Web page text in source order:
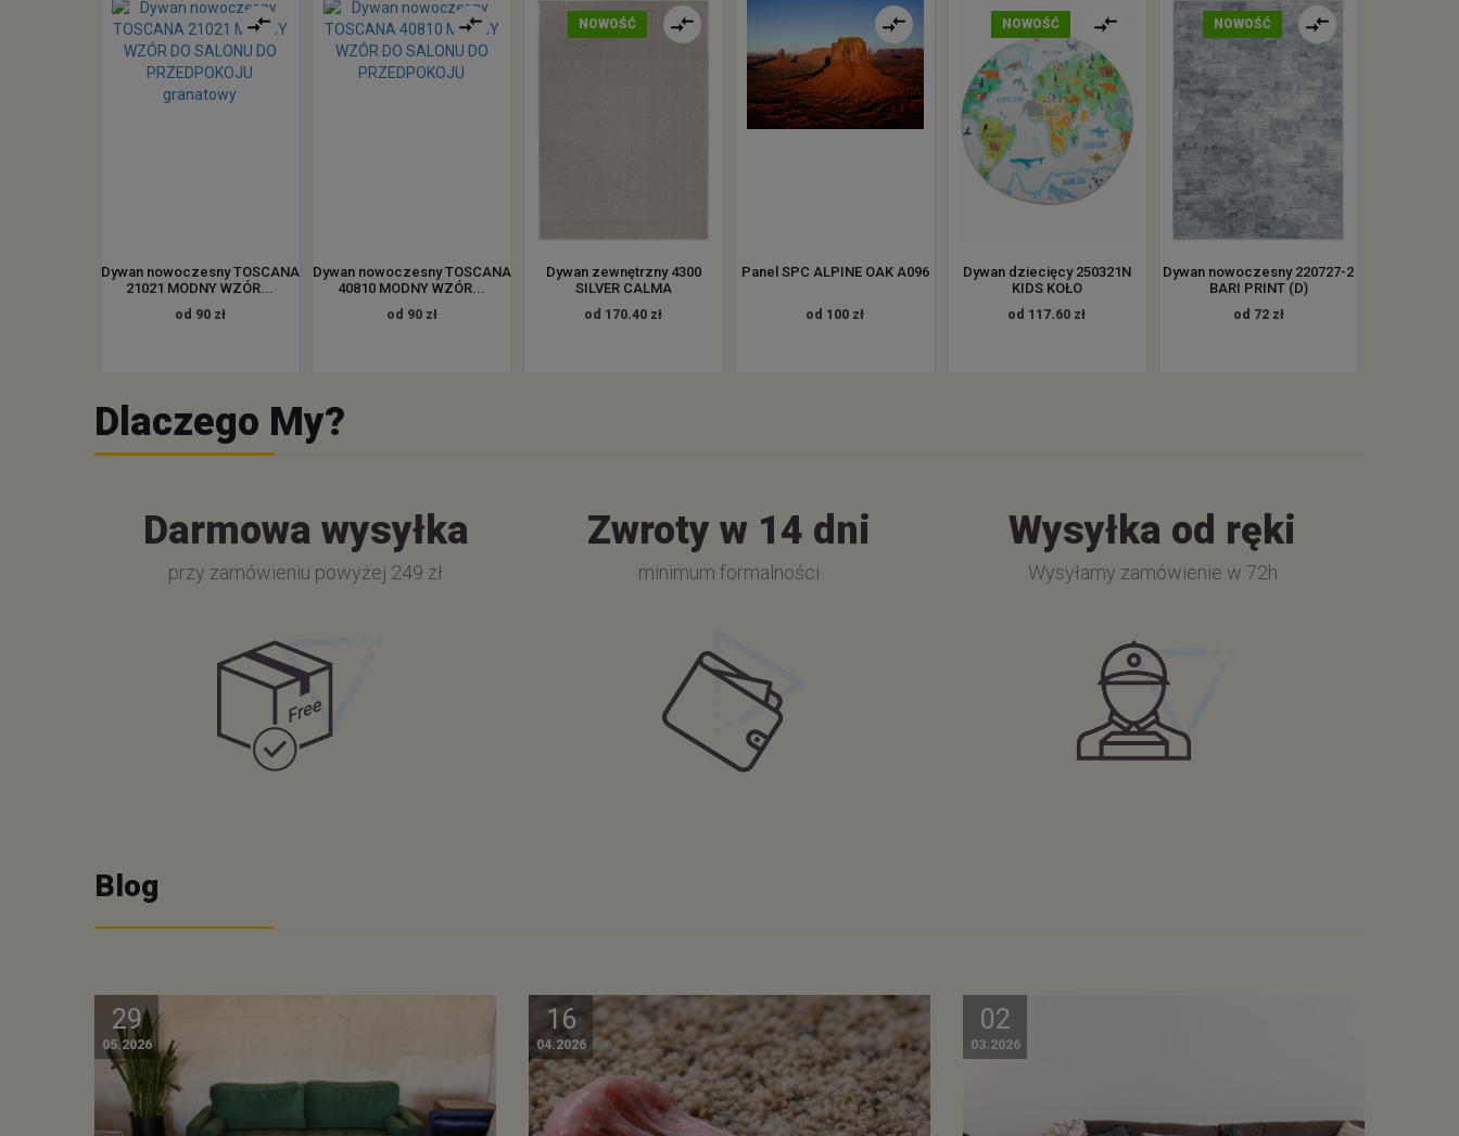
Dywan nowoczesny TOSCANA
21021 MODNY WZÓR...
od 90 zł
Dywan nowoczesny TOSCANA
40810 MODNY WZÓR...
od 90 zł
NOWOŚĆ
Dywan zewnętrzny 4300
SILVER CALMA
od 170.40 zł
Panel SPC ALPINE OAK A096
od 100 zł
NOWOŚĆ
Dywan dziecięcy 250321N
KIDS KOŁO
od 117.60 zł
NOWOŚĆ
Dywan nowoczesny 220727-2
BARI PRINT (D)
od 72 zł
Dlaczego My?
Darmowa wysyłka
przy zamówieniu powyżej 249 zł
Zwroty w 14 dni
minimum formalności
Wysyłka od ręki
Wysyłamy zamówienie w 72h
Blog
29
05.2026
16
04.2026
02
03.2026